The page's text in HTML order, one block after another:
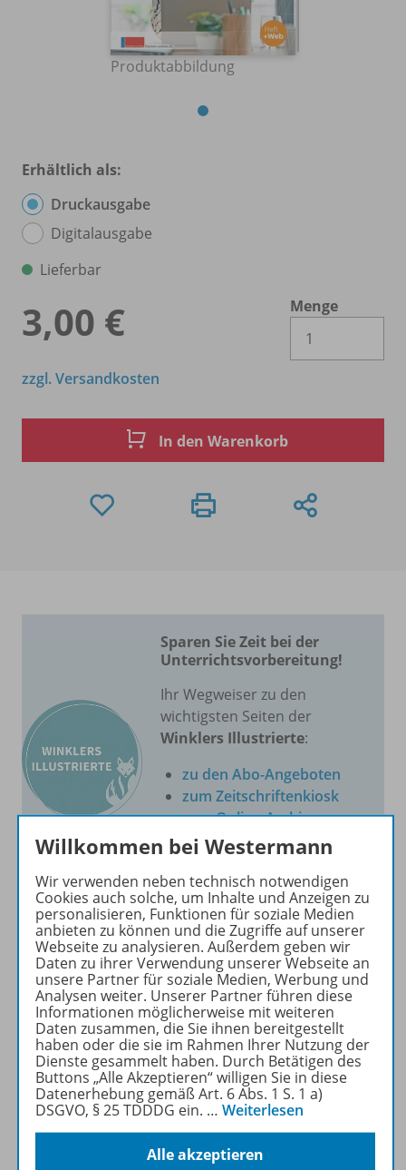
Produktabbildung
Erhältlich als:
Druckausgabe
Digitalausgabe
Lieferbar
3,00 €
Menge
zzgl. Versandkosten
In den Warenkorb
Sparen Sie Zeit bei der
Unterrichtsvorbereitung!
Ihr Wegweiser zu den
wichtigsten Seiten der
Winklers Illustrierte:
zu den Abo-Angeboten
zum Zeitschriftenkiosk
zum Online-Archiv
Produktinformationen
Beschreibung
Inhalte
Willkommen bei Westermann
Wir verwenden neben technisch notwendigen
Cookies auch solche, um Inhalte und Anzeigen zu
personalisieren, Funktionen für soziale Medien
anbieten zu können und die Zugriffe auf unserer
Webseite zu analysieren. Außerdem geben wir
Daten zu ihrer Verwendung unserer Webseite an
unsere Partner für soziale Medien, Werbung und
Analysen weiter. Unserer Partner führen diese
Informationen möglicherweise mit weiteren
Daten zusammen, die Sie ihnen bereitgestellt
haben oder die sie im Rahmen Ihrer Nutzung der
Dienste gesammelt haben. Durch Betätigen des
Buttons „Alle Akzeptieren“ willigen Sie in diese
Datenerhebung gemäß Art. 6 Abs. 1 S. 1 a)
DSGVO, § 25 TDDDG ein. … Weiterlesen
Alle akzeptieren